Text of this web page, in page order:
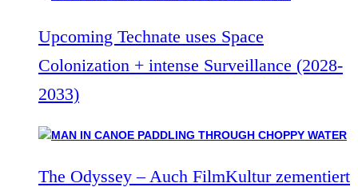
Upcoming Technate uses Space
Colonization + intense Surveillance (2028-
2033)
The Odyssey – Auch FilmKultur zementiert